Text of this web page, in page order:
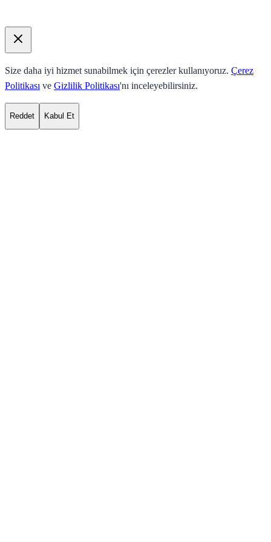
Size daha iyi hizmet sunabilmek için çerezler kullanıyoruz. Çerez
Politikası ve Gizlilik Politikası'nı inceleyebilirsiniz.
Reddet Kabul Et